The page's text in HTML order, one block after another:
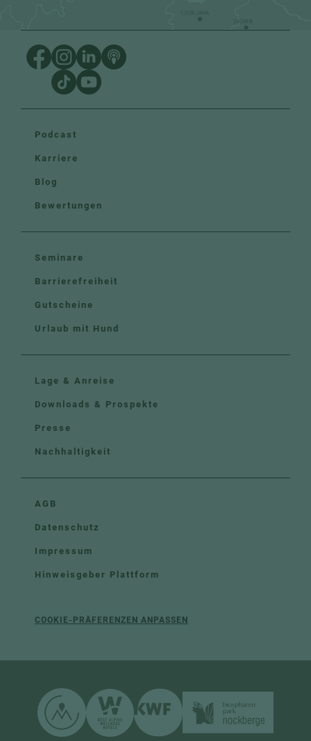
Podcast
Karriere
Blog
Bewertungen
Seminare
Barrierefreiheit
Gutscheine
Urlaub mit Hund
Lage & Anreise
Downloads & Prospekte
Presse
Nachhaltigkeit
AGB
Datenschutz
Impressum
Hinweisgeber Plattform
COOKIE-PRÄFERENZEN ANPASSEN